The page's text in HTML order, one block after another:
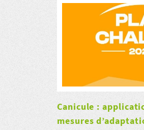
Canicule :
mesures